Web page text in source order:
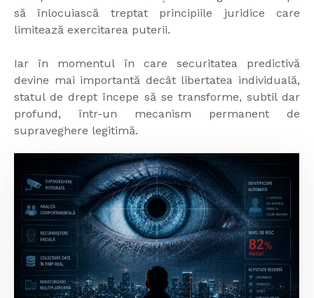
să înlocuiască treptat principiile juridice care
limitează exercitarea puterii.
Iar în momentul în care securitatea predictivă
devine mai importantă decât libertatea individuală,
statul de drept începe să se transforme, subtil dar
profund, într-un mecanism permanent de
supraveghere legitimă.